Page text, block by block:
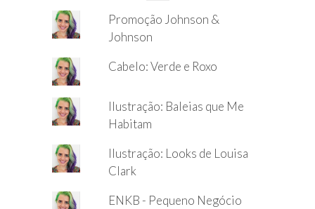
Promoção Johnson &
Johnson
Cabelo: Verde e Roxo
Ilustração: Baleias que Me
Habitam
Ilustração: Looks de Louisa
Clark
ENKB - Pequeno Negócio